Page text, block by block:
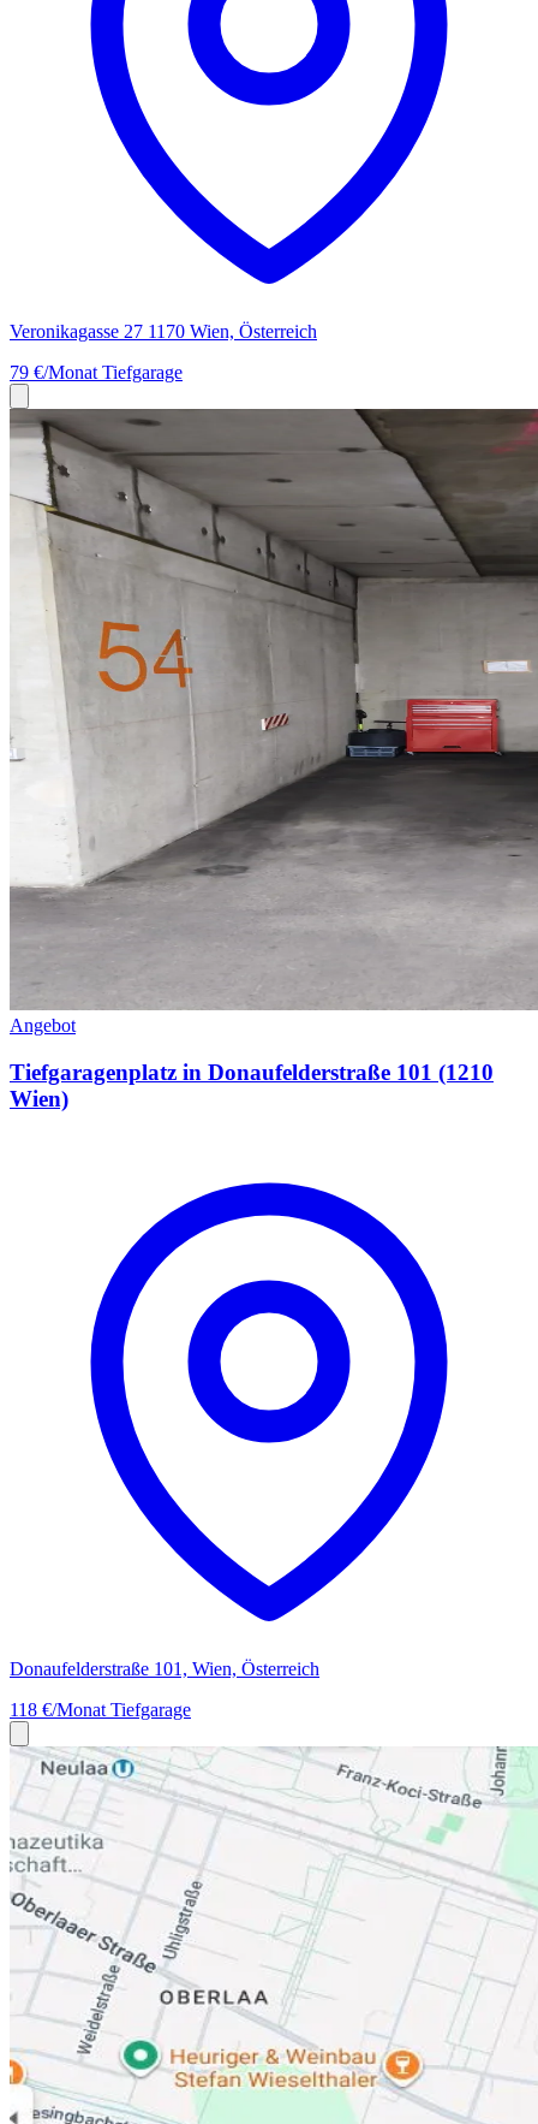
Veronikagasse 27 1170 Wien, Österreich
79 €/Monat Tiefgarage
Angebot
Tiefgaragenplatz in Donaufelderstraße 101 (1210
Wien)
Donaufelderstraße 101, Wien, Österreich
118 €/Monat Tiefgarage